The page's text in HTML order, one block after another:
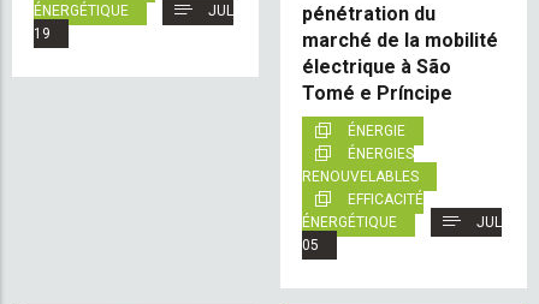
ÉNERGÉTIQUE
JUL
19
pénétration du
marché de la mobilité
électrique à São
Tomé e Príncipe
ÉNERGIE
ÉNERGIES
RENOUVELABLES
EFFICACITÉ
ÉNERGÉTIQUE
JUL
05